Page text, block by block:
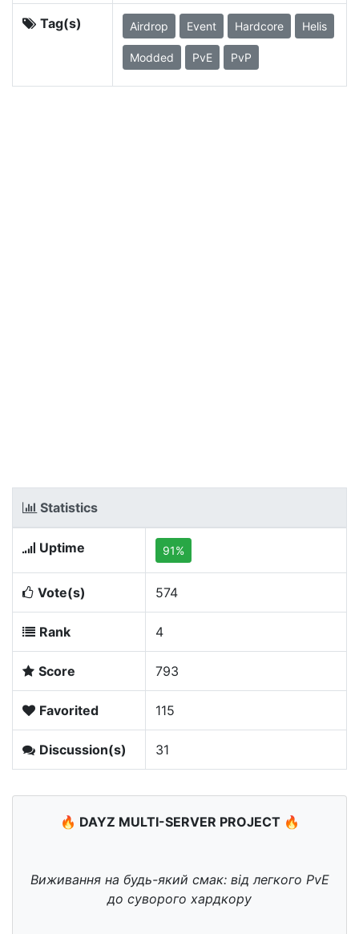
Tag(s) Airdrop Event Hardcore Helis
Modded PvE PvP
Statistics
Uptime 91%
Vote(s) 574
Rank 4
Score 793
Favorited 115
Discussion(s) 31
🔥 DAYZ MULTI-SERVER PROJECT 🔥
Виживання на будь-який смак: від легкого PvE
до суворого хардкору